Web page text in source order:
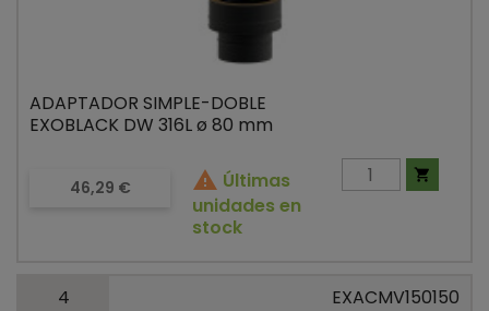
ADAPTADOR SIMPLE-DOBLE
EXOBLACK DW 316L ø 80 mm
Precio
46,29 €  Últimas
unidades en
stock

4 EXACMV150150